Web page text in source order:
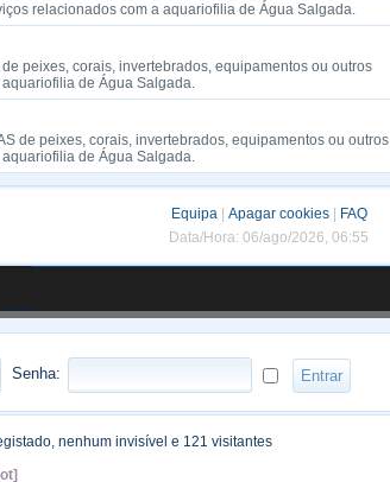
relacionados com a aquariofilia de Água Salgada.
peixes, corais, invertebrados, equipamentos ou outros
de Água Salgada.
de peixes, corais, invertebrados, equipamentos ou outros
de Água Salgada.
Equipa| Apagar cookies|
FAQ
Data/Hora: 06/ago/2026, 06:55
Senha:
nenhum invisível e 121 visitantes